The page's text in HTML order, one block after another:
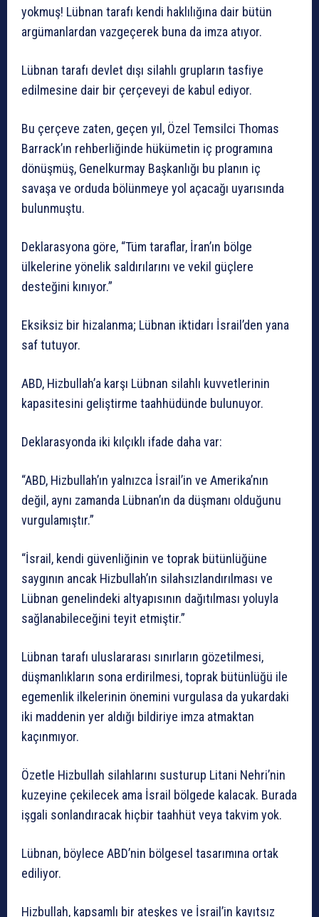
yokmuş! Lübnan tarafı kendi haklılığına dair bütün
argümanlardan vazgeçerek buna da imza atıyor.
Lübnan tarafı devlet dışı silahlı grupların tasfiye
edilmesine dair bir çerçeveyi de kabul ediyor.
Bu çerçeve zaten, geçen yıl, Özel Temsilci Thomas
Barrack’ın rehberliğinde hükümetin iç programına
dönüşmüş, Genelkurmay Başkanlığı bu planın iç
savaşa ve orduda bölünmeye yol açacağı uyarısında
bulunmuştu.
Deklarasyona göre, “Tüm taraflar, İran’ın bölge
ülkelerine yönelik saldırılarını ve vekil güçlere
desteğini kınıyor.”
Eksiksiz bir hizalanma; Lübnan iktidarı İsrail’den yana
saf tutuyor.
ABD, Hizbullah’a karşı Lübnan silahlı kuvvetlerinin
kapasitesini geliştirme taahhüdünde bulunuyor.
Deklarasyonda iki kılçıklı ifade daha var:
“ABD, Hizbullah’ın yalnızca İsrail’in ve Amerika’nın
değil, aynı zamanda Lübnan’ın da düşmanı olduğunu
vurgulamıştır.”
“İsrail, kendi güvenliğinin ve toprak bütünlüğüne
saygının ancak Hizbullah’ın silahsızlandırılması ve
Lübnan genelindeki altyapısının dağıtılması yoluyla
sağlanabileceğini teyit etmiştir.”
Lübnan tarafı uluslararası sınırların gözetilmesi,
düşmanlıkların sona erdirilmesi, toprak bütünlüğü ile
egemenlik ilkelerinin önemini vurgulasa da yukardaki
iki maddenin yer aldığı bildiriye imza atmaktan
kaçınmıyor.
Özetle Hizbullah silahlarını susturup Litani Nehri’nin
kuzeyine çekilecek ama İsrail bölgede kalacak. Burada
işgali sonlandıracak hiçbir taahhüt veya takvim yok.
Lübnan, böylece ABD’nin bölgesel tasarımına ortak
ediliyor.
Hizbullah, kapsamlı bir ateşkes ve İsrail’in kayıtsız